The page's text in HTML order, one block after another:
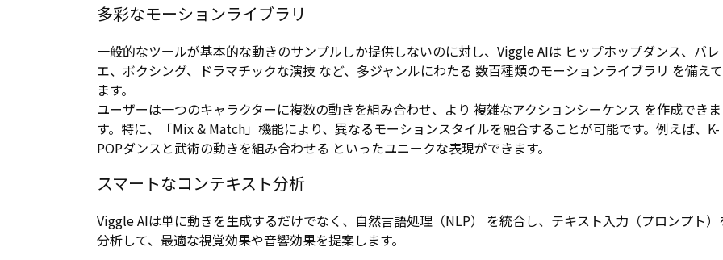
多彩なモーションライブラリ
一般的なツールが基本的な動きのサンプルしか提供しないのに対し、Viggle AIは ヒップホップダンス、バレ
エ、ボクシング、ドラマチックな演技 など、多ジャンルにわたる 数百種類のモーションライブラリ を備え
ます。
ユーザーは一つのキャラクターに複数の動きを組み合わせ、より 複雑なアクションシーケンス を作成できま
す。特に、「Mix & Match」機能により、異なるモーションスタイルを融合することが可能です。例えば、K-
POPダンスと武術の動きを組み合わせる といったユニークな表現ができます。
スマートなコンテキスト分析
Viggle AIは単に動きを生成するだけでなく、自然言語処理（NLP） を統合し、テキスト入力（プロンプト）
分析して、最適な視覚効果や音響効果を提案します。